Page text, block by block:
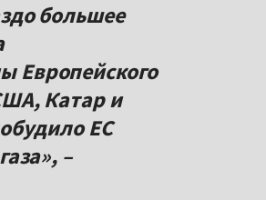
большее
Европейского
Катар и
ЕС
–